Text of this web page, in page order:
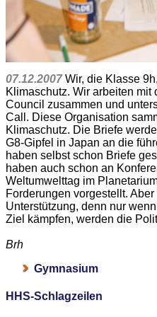
07.12.2007 Wir, die Klasse
Klimaschutz. Wir arbeiten
Council zusammen und
Call. Diese Organisation
Klimaschutz. Die Briefe
G8-Gipfel in Japan an die
haben selbst schon Briefe
haben auch schon an
Weltumwelttag im
Forderungen vorgestellt.
Unterstützung, denn nur
Ziel kämpfen, werden die
Brh
Gymnasium
HHS-Schlagzeilen